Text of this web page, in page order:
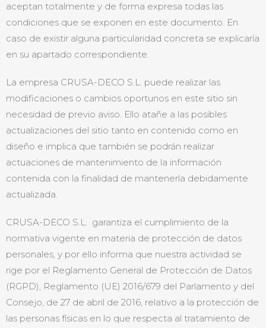
aceptan totalmente y de forma expresa todas las
condiciones que se exponen en este documento. En
caso de existir alguna particularidad concreta se explicaría
en su apartado correspondiente.
La empresa CRUSA-DECO S.L. puede realizar las
modificaciones o cambios oportunos en este sitio sin
necesidad de previo aviso. Ello atañe a las posibles
actualizaciones del sitio tanto en contenido como en
diseño e implica que también se podrán realizar
actuaciones de mantenimiento de la información
contenida con la finalidad de mantenerla debidamente
actualizada.
CRUSA-DECO S.L. garantiza el cumplimiento de la
normativa vigente en materia de protección de datos
personales, y por ello informa que nuestra actividad se
rige por el Reglamento General de Protección de Datos
(RGPD), Reglamento (UE) 2016/679 del Parlamento y del
Consejo, de 27 de abril de 2016, relativo a la protección de
las personas físicas en lo que respecta al tratamiento de